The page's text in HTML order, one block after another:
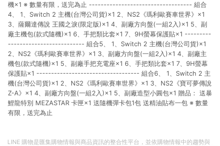
機×1 ※ 數量有限，送完為止 ----------------------------------- 組合
4、 1、Switch 2 主機(台灣公司貨)×1 2、NS2《瑪利歐賽車世界》×1
3、薩爾達傳說 王國之淚(限定版)×1 4、副廠方向盤(一組2入)×1 5、副
廠主機包(款式隨機)×1 6、手把類比套×1 7、9H螢幕保護貼×1 ---------
-------------------------- 組合5、 1、Switch 2 主機(台灣公司貨)×1
2、NS2《瑪利歐賽車世界》×1 3、副廠方向盤(一組2入)×1 4、副廠主
機包(款式隨機)×1 5、副廠手把充電座×1 6、手把類比套×1 7、9H螢幕
保護貼×1 ----------------------------------- 組合6、 1、Switch 2 主
機(台灣公司貨)×1 2、NS2《瑪利歐賽車世界》×1 3、NS2《寶可夢傳說
Z-A》×1 4、副廠方向盤(一組2入)×1 5、副廠造型小圓包×1 贈品： 送暴
鯉龍特別 MEZASTAR 卡匣×1 送隨機彈卡包1包 送精油貼布一包 ※ 數量
有限，送完為止
LINE 購物是匯集購物情報與商品資訊的整合性平台，並依購物情報中的趨勢與